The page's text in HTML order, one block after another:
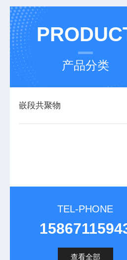
产品分类
嵌段共聚物
TEL-PHONE
查看全部